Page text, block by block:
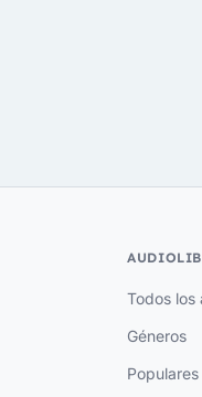
Todos los
Géneros
Populares